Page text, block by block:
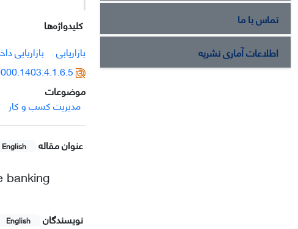
کلیدواژه‌ها
بازاریابی
بازاریابی
موضوعات
مدیریت کسب و کار
عنوان مقاله English
banking
نویسندگان English
تماس با ما
اطلاعات آماری نشریه